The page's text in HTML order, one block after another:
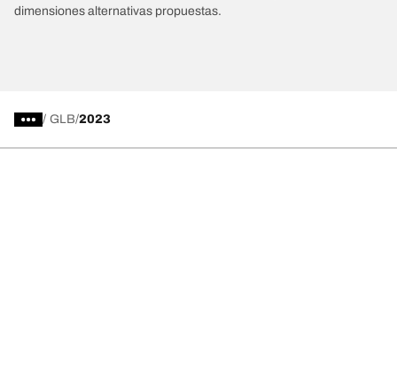
dimensiones alternativas propuestas.
/ GLB 2023